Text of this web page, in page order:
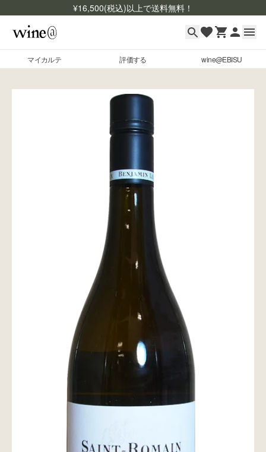
¥16,500(税込)以上で送料無料！
マイカルテ 評価する wine@EBISU
マイカルテ
wine@とは